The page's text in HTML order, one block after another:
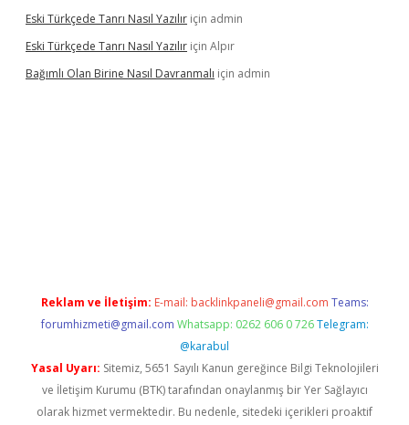
Eski Türkçede Tanrı Nasıl Yazılır için admin
Eski Türkçede Tanrı Nasıl Yazılır için Alpır
Bağımlı Olan Birine Nasıl Davranmalı için admin
Reklam ve İletişim: E-mail: backlinkpaneli@gmail.com Teams:
forumhizmeti@gmail.com Whatsapp: 0262 606 0 726 Telegram:
@karabul
Yasal Uyarı: Sitemiz, 5651 Sayılı Kanun gereğince Bilgi Teknolojileri
ve İletişim Kurumu (BTK) tarafından onaylanmış bir Yer Sağlayıcı
olarak hizmet vermektedir. Bu nedenle, sitedeki içerikleri proaktif